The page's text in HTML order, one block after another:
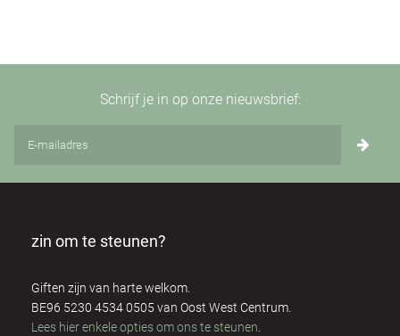
Schrijf je in op onze nieuwsbrief:
zin om te steunen?
Giften zijn van harte welkom.
BE96 5230 4534 0505 van Oost West Centrum.
Lees hier enkele opties om ons te steunen.